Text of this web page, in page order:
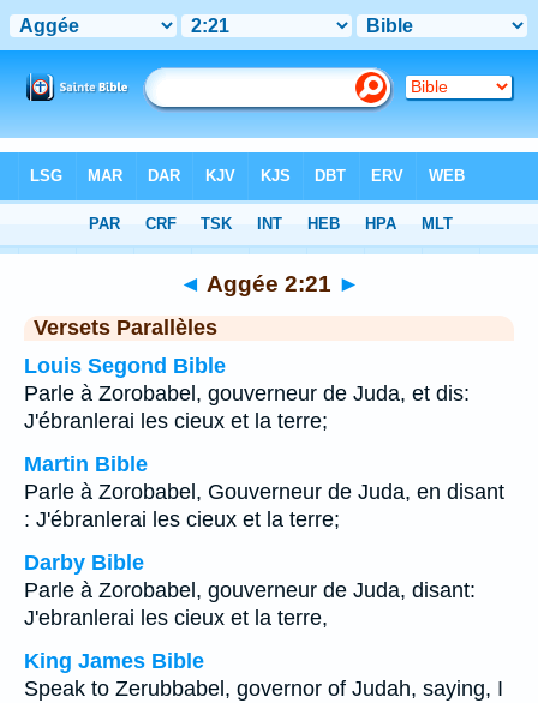
Chapitre 2> Verset 21
◄ Aggée 2:21 ►
Versets Parallèles
Louis Segond Bible
Parle à Zorobabel, gouverneur de Juda, et dis:
J'ébranlerai les cieux et la terre;
Martin Bible
Parle à Zorobabel, Gouverneur de Juda, en disant
: J'ébranlerai les cieux et la terre;
Darby Bible
Parle à Zorobabel, gouverneur de Juda, disant:
J'ebranlerai les cieux et la terre,
King James Bible
Speak to Zerubbabel, governor of Judah, saying, I